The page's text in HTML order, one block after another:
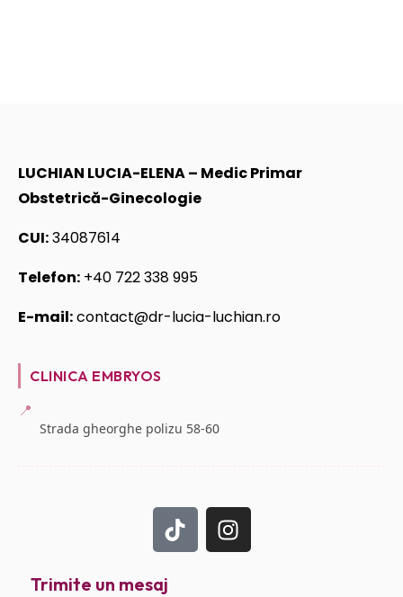
LUCHIAN LUCIA-ELENA – Medic Primar
Obstetrică-Ginecologie
CUI:34087614
Telefon: +40 722 338 995
E-mail:contact@dr-lucia-luchian.ro
CLINICA EMBRYOS
📍
Strada gheorghe polizu 58-60
Trimite un mesaj